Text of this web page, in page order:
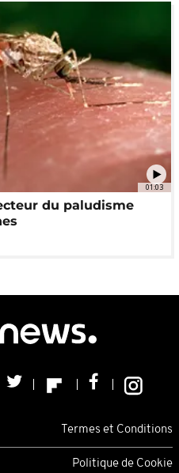
01:03
du paludisme
Termes et Conditions
Politique de Cookie